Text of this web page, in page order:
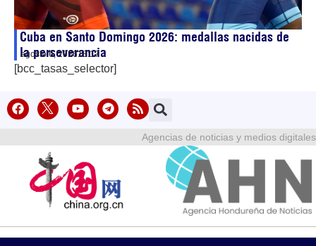
Cuba en Santo Domingo 2026: medallas nacidas de
la perseverancia
agosto 6, 202618:17
[bcc_tasas_selector]
Agencias de noticias y medios digitales